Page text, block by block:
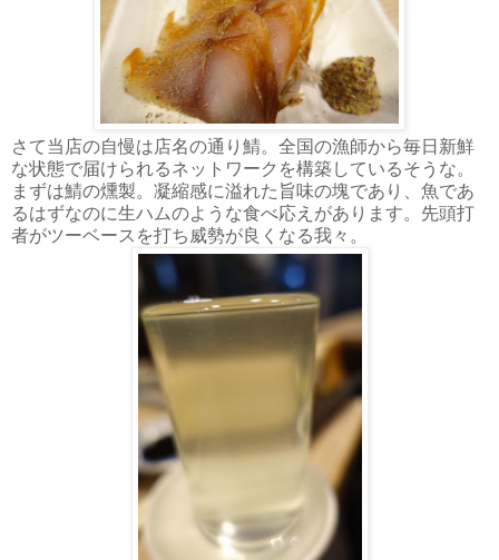
さて当店の自慢は店名の通り鯖。全国の漁師から毎日新鮮
な状態で届けられるネットワークを構築しているそうな。
まずは鯖の燻製。凝縮感に溢れた旨味の塊であり、魚であ
るはずなのに生ハムのような食べ応えがあります。先頭打
者がツーベースを打ち威勢が良くなる我々。